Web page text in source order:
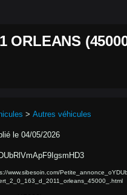
ORLEANS
> Autres véhicules
le 04/05/2026
www.sibesoin.com/